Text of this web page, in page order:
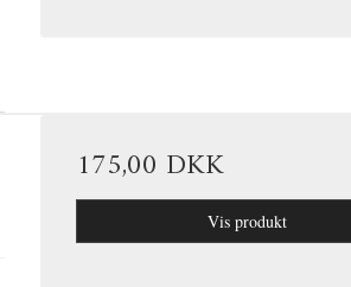
175,00 DKK
Vis produkt